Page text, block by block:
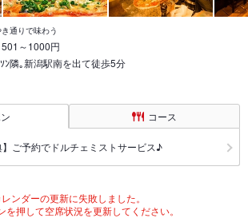
通りで味わう
501～1000円
ﾝ隣｡新潟駅南を出て徒歩5分
コース
】ご予約でドルチェミストサービス♪
ンダーの更新に失敗しました。
を押して空席状況を更新してください。